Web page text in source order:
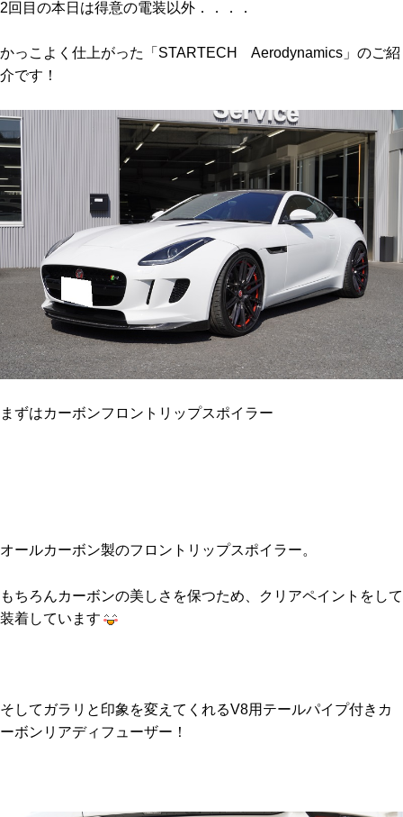
2回目の本日は得意の電装以外．．．．
かっこよく仕上がった「STARTECH Aerodynamics」のご紹
介です！
まずはカーボンフロントリップスポイラー
オールカーボン製のフロントリップスポイラー。
もちろんカーボンの美しさを保つため、クリアペイントをして
装着しています
そしてガラリと印象を変えてくれるV8用テールパイプ付きカ
ーボンリアディフューザー！